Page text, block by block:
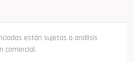
están sujetas a análisis
comercial.